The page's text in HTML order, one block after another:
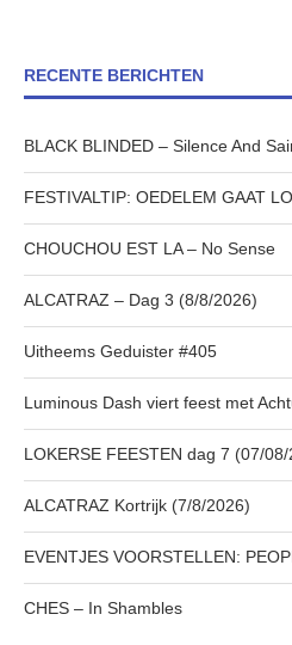
RECENTE BERICHTEN
BLACK BLINDED – Silence And
FESTIVALTIP: OEDELEM GAAT
CHOUCHOU EST LA – No Sense
ALCATRAZ – Dag 3 (8/8/2026)
Uitheems Geduister #405
Luminous Dash viert feest met
LOKERSE FEESTEN dag 7 (07/
ALCATRAZ Kortrijk (7/8/2026)
EVENTJES VOORSTELLEN:
CHES – In Shambles